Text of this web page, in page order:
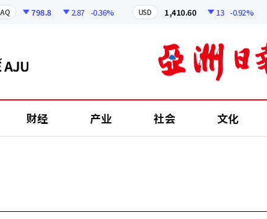
798.8 2.87 -0.36% USD 1,410.60 13 -0.92%
财经 产业 社会 文化